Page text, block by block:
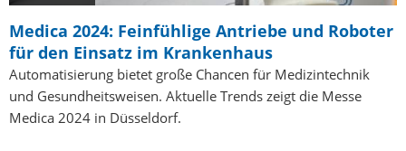
Medica 2024: Feinfühlige Antriebe und Roboter
für den Einsatz im Krankenhaus
Automatisierung bietet große Chancen für Medizintechnik
und Gesundheitsweisen. Aktuelle Trends zeigt die Messe
Medica 2024 in Düsseldorf.